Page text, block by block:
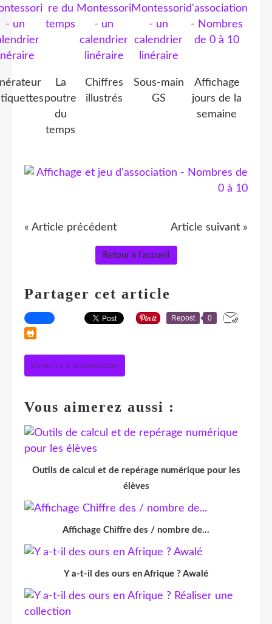
La
poutre
du
temps
Chiffres
illustrés
Sous-main
GS
Affichage
jours de la
semaine
« Article précédent Article suivant »
Retour à l'accueil
Partager cet article
Repost 0
S'inscrire à la newsletter
Vous aimerez aussi :
Outils de calcul et de repérage numérique pour les
élèves
Affichage Chiffre des / nombre de...
Y a-t-il des ours en Afrique ? Awalé